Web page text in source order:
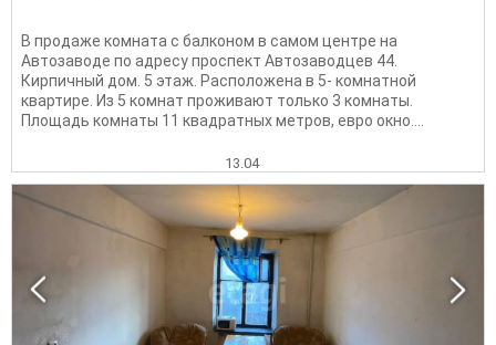
В продаже комната с балконом в самом центре на
Автозаводе по адресу проспект Автозаводцев 44.
Кирпичный дом. 5 этаж. Расположена в 5- комнатной
квартире. Из 5 комнат проживают только 3 комнаты.
Площадь комнаты 11 квадратных метров, евро окно....
13.04